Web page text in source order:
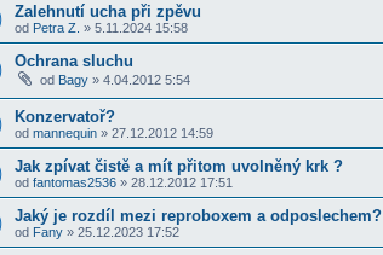
Zalehnutí ucha při zpěvu
od Petra Z. » 5.11.2024 15:58
Ochrana sluchu
od Bagy » 4.04.2012 5:54
Konzervatoř?
od mannequin » 27.12.2012 14:59
Jak zpívat čistě a mít přitom uvolněný krk ?
od fantomas2536 » 28.12.2012 17:51
Jaký je rozdíl mezi reproboxem a odposlechem?
od Fany » 25.12.2023 17:52